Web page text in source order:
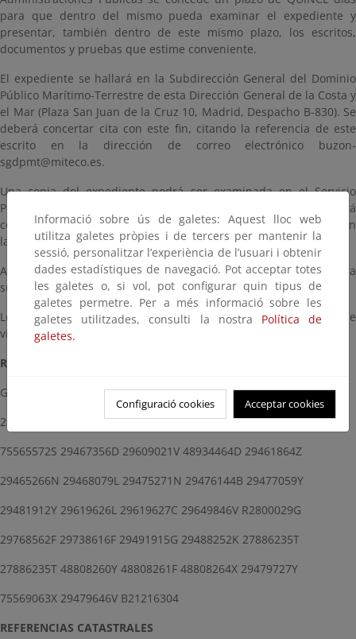
para que dentro del mismo pueda examinar el expediente y
presentar, también dentro de este mismo plazo, los escritos,
documentos y pruebas que estime conveniente.
El expediente se hallará en la Subdirección General del Dominio
Público Marítimo-Terrestre de esta Dirección General de la Costa y
el Mar (Plaza San Juan de la Cruz 10, Madrid, Despacho B-830). Se
deberá concertar cita con este fin, citando la referencia de este
escrito en la dirección de correo electrónico buzon-
sgdpmt@miteco.es.
Una copia del expediente podrá ser examinada en el Servicio
Periférico de Costas de este Ministerio en Huelva. Se deberá
concertar cita con este fin, citando la referencia de este escrito en
la dirección de correo electrónico: Bzn-DCHuelva@miteco.es
Asimismo, la documentación justificativa estará disponible para
su consulta, en formato digital, en esta página.
Lo que se comunica por si desea hacer uso de este trámite de
vista o audiencia que se le concede”.
RELACIÓN DE INTERESADOS (CIF o NIF):
G21255393 29486192P 29482167P 29468032H 29601178V
29468079L 29474317R 29471183H 29475683X 29605615S
75565572S 29467356D 29609021V 48934464D 29461864Z
29465266N 29468079L 29475271N 29476144B 29477059Y
29481912Y 29619626L 29619627C 29649846V R2800029G
29768562F 29738616F 29491915G 29488252K 27886235T
27886235T 48808260Y 48808261F 48808264X 29479727Y
75569063X 29479646V B21216304
REFERENCIAS CATASTRALES
Informació sobre ús de galetes: Aquest lloc web
utilitza galetes pròpies i de tercers per mantenir la
sessió, personalitzar l’experiència de l’usuari i obtenir
dades estadístiques de navegació. Pot acceptar totes
les galetes o, si vol, pot configurar quin tipus de
galetes permetre. Per a més informació sobre les
galetes utilitzades, consulti la nostra Política de
galetes.
Configuració cookies Acceptar cookies